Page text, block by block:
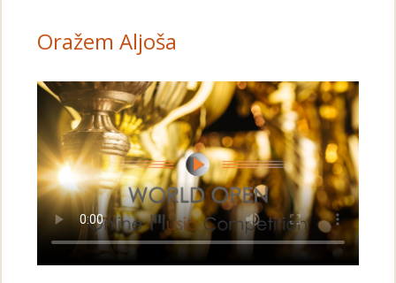
Oražem Aljoša